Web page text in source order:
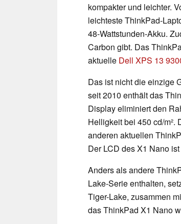
kompakter und leichter.
leichteste ThinkPad-
48-Wattstunden-Akku.
Carbon gibt. Das
aktuelle Dell XPS 13
Das ist nicht die einzige
seit 2010 enthält das
Display eliminiert den
Helligkeit bei 450 cd/m².
anderen aktuellen
Der LCD des X1 Nano
Anders als andere
Lake-Serie enthalten,
Tiger-Lake, zusammen
das ThinkPad X1 Nano